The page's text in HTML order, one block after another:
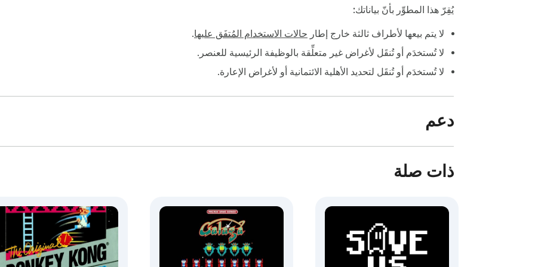
يُقِرّ هذا المطوِّر بأنّ بياناتك:
لا يتم بيعها لأطراف ثالثة خارج إطار حالات الاستخدام المُتفَق عليها.
لا تُستخدَم أو تُنقَل لأغراض غير متعلِّقة بالوظيفة الرئيسية للعنصر.
لا تُستخدَم أو تُنقَل لتحديد الأهلية الائتمانية أو لأغراض الإعارة.
دعم
ذات صلة